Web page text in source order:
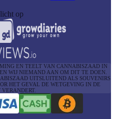
op
EN TEELT VAN CANNABISZAAD IN
WIJ NIEMAND AAN OM DIT TE DOEN.
UITSLUITEND ALS SOUVENIRS
HET GEVAL DE WETGEVING IN DE